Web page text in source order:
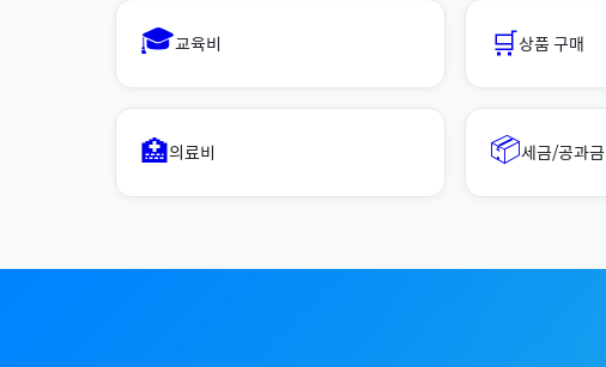
🎓교육비 🛒상품 구매
🏥의료비 📦세금/공과금